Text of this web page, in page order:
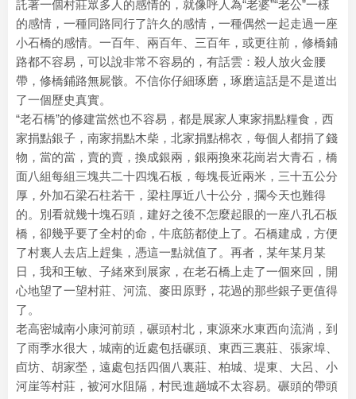
託著一個村莊眾多人的感情的，就像呼人為“老婆”“老公”一樣
的感情，一種同路同行了許久的感情，一種偶然一起走過一座
小石橋的感情。一百年、兩百年、三百年，或更往前，修橋鋪
路都不容易，可以說非常不容易的，有話雲：殺人放火金腰
帶，修橋鋪路無屍骸。不信你仔細琢磨，琢磨這話是不是道出
了一個歷史真實。
“老石橋”的修建當然也不容易，都是展家人東家捐點糧食，西
家捐點銀子，南家捐點木柴，北家捐點棉衣，每個人都捐了錢
物，當的當，賣的賣，換成銀兩，銀兩換來花崗岩大青石，橋
面八組每組三塊共二十四塊石板，每塊長近兩米，三十五公分
厚，外加石梁石柱若干，梁柱厚近八十公分，擱今天也難得
的。別看就幾十塊石頭，建好之後不怎麼起眼的一座八孔石板
橋，卻幾乎要了全村的命，牛底筋都使上了。石橋建成，方便
了村裏人去店上趕集，憑這一點就值了。再者，某年某月某
日，我和王敏、子緒來到展家，在老石橋上走了一個來回，開
心地望了一望村莊、河流、麥田原野，花過的那些銀子更值得
了。
老高密城南小康河前頭，碾頭村北，東源來水東西向流淌，到
了雨季水很大，城南的近處包括碾頭、東西三裏莊、張家埠、
卣坊、胡家塋，遠處包括四個八裏莊、柏城、堤東、大呂、小
河崖等村莊，被河水阻隔，村民進趟城不太容易。碾頭的帶頭